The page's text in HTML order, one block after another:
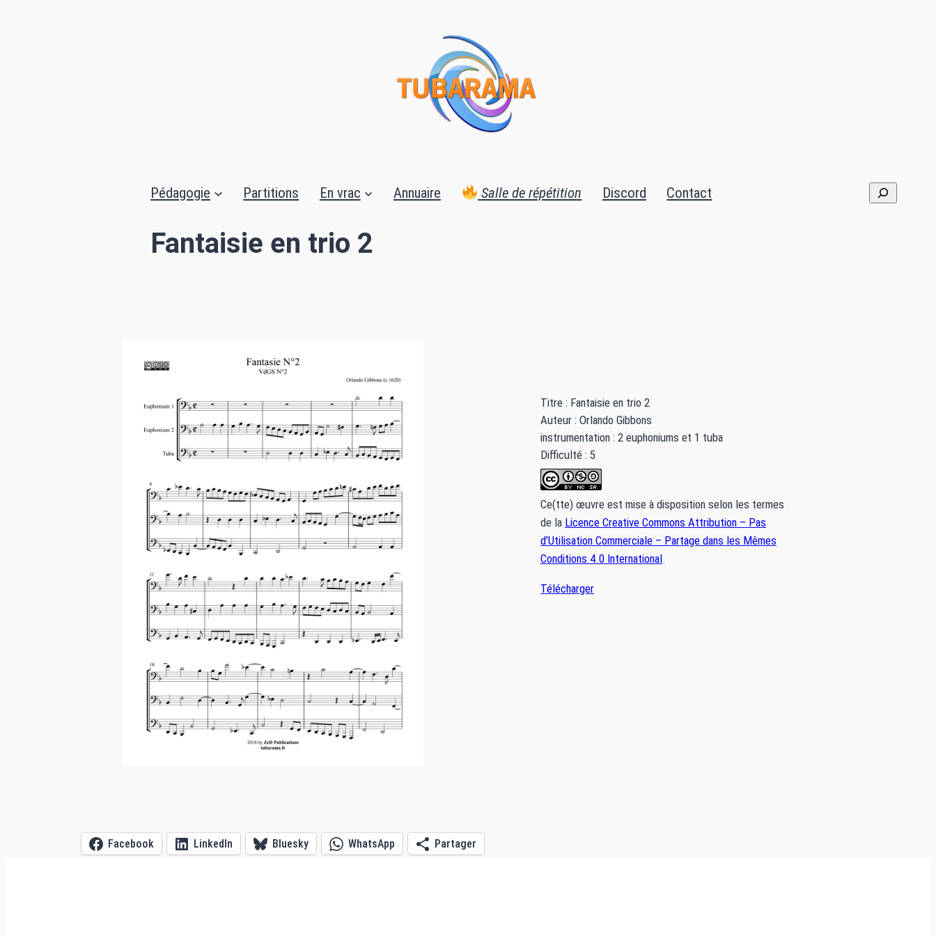
Pédagogie Partitions En vrac Annuaire Salle de répétition Discord Contact
Fantaisie en trio 2
Titre : Fantaisie en trio 2
Auteur : Orlando Gibbons
instrumentation : 2 euphoniums et 1 tuba
Difficulté : 5
Ce(tte) œuvre est mise à disposition selon les termes
de la Licence Creative Commons Attribution – Pas
d’Utilisation Commerciale – Partage dans les Mêmes
Conditions 4.0 International.
Télécharger
Facebook LinkedIn Bluesky WhatsApp Partager